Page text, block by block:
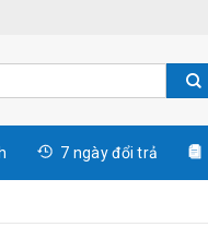
7 ngày đổi trả